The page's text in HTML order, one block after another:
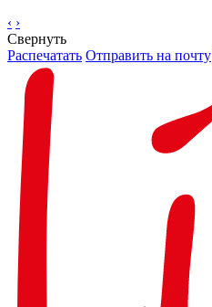
‹ ›
Свернуть
Распечатать Отправить на почту